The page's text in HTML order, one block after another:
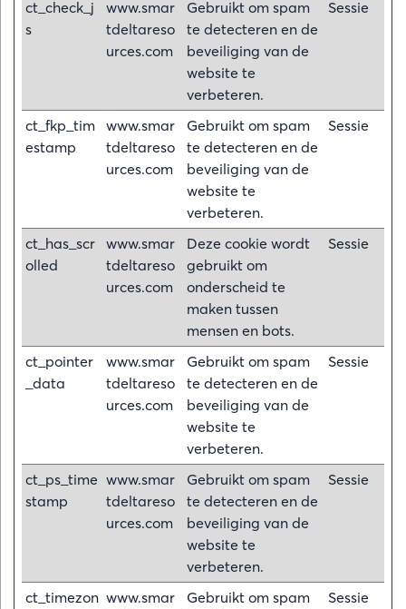
ct_check_j
s
www.smar
tdeltareso
urces.com
Gebruikt om spam
te detecteren en de
beveiliging van de
website te
verbeteren.
Sessie
ct_fkp_tim
estamp
www.smar
tdeltareso
urces.com
Gebruikt om spam
te detecteren en de
beveiliging van de
website te
verbeteren.
Sessie
ct_has_scr
olled
www.smar
tdeltareso
urces.com
Deze cookie wordt
gebruikt om
onderscheid te
maken tussen
mensen en bots.
Sessie
ct_pointer
_data
www.smar
tdeltareso
urces.com
Gebruikt om spam
te detecteren en de
beveiliging van de
website te
verbeteren.
Sessie
ct_ps_time
stamp
www.smar
tdeltareso
urces.com
Gebruikt om spam
te detecteren en de
beveiliging van de
website te
verbeteren.
Sessie
ct_timezon www.smar
Gebruikt om spam
Sessie